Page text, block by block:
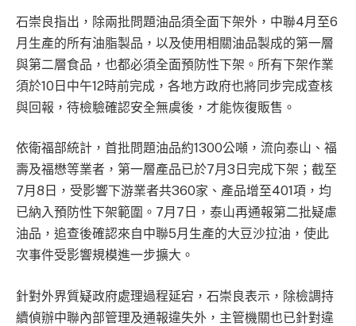
石崇良指出，除兩批問題油品須全面下架外，中聯4月至6
月生產的所有油脂製品，以及使用相關油品製成的第一層
與第二層食品，也都必須全面預防性下架。所有下架作業
須於10日中午12時前完成，各地方政府也將同步完成查核
與回報，待檢驗確認安全無虞後，才能恢復販售。
依衛福部統計，首批問題油品約1300公噸，流向泰山、福
壽及福懋等業者，第一層產品已於7月3日完成下架；截至
7月8日，受影響下游業者共360家、產品增至401項，均
已納入預防性下架範圍。7月7日，泰山再通報第二批疑慮
油品，追查後確認來自中聯5月生產的大豆沙拉油，使此
次事件受影響規模進一步擴大。
針對外界質疑政府處理過程延宕，石崇良表示，除檢調持
續偵辦中聯內部管理及通報違失外，主管機關也已針對違